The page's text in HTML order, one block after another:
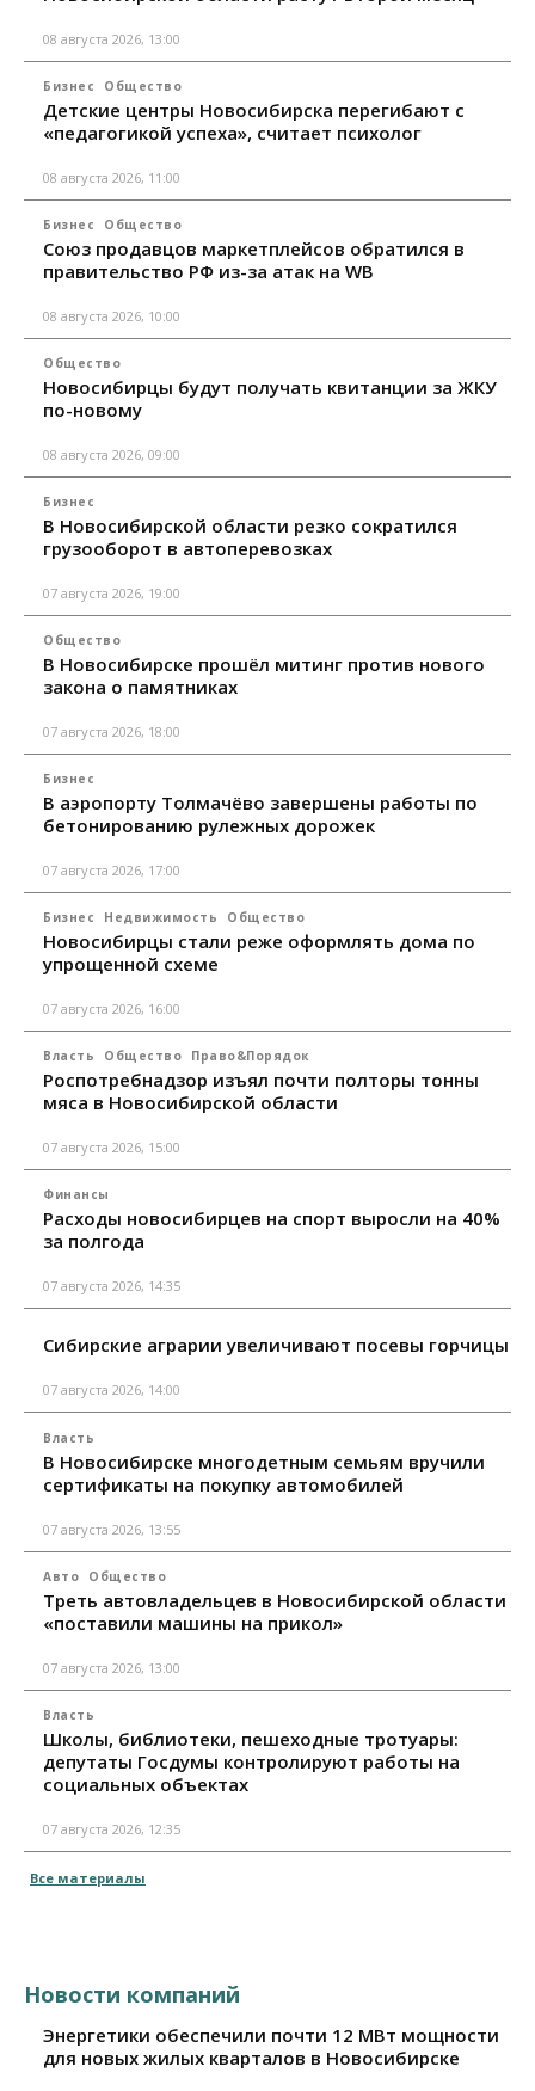
08 августа 2026, 13:00
Бизнес Общество
Детские центры Новосибирска перегибают с
«педагогикой успеха», считает психолог
08 августа 2026, 11:00
Бизнес Общество
Союз продавцов маркетплейсов обратился в
правительство РФ из-за атак на WB
08 августа 2026, 10:00
Общество
Новосибирцы будут получать квитанции за ЖКУ
по-новому
08 августа 2026, 09:00
Бизнес
В Новосибирской области резко сократился
грузооборот в автоперевозках
07 августа 2026, 19:00
Общество
В Новосибирске прошёл митинг против нового
закона о памятниках
07 августа 2026, 18:00
Бизнес
В аэропорту Толмачёво завершены работы по
бетонированию рулежных дорожек
07 августа 2026, 17:00
Бизнес Недвижимость Общество
Новосибирцы стали реже оформлять дома по
упрощенной схеме
07 августа 2026, 16:00
Власть Общество Право&Порядок
Роспотребнадзор изъял почти полторы тонны
мяса в Новосибирской области
07 августа 2026, 15:00
Финансы
Расходы новосибирцев на спорт выросли на 40%
за полгода
07 августа 2026, 14:35
Сибирские аграрии увеличивают посевы горчицы
07 августа 2026, 14:00
Власть
В Новосибирске многодетным семьям вручили
сертификаты на покупку автомобилей
07 августа 2026, 13:55
Авто Общество
Треть автовладельцев в Новосибирской области
«поставили машины на прикол»
07 августа 2026, 13:00
Власть
Школы, библиотеки, пешеходные тротуары:
депутаты Госдумы контролируют работы на
социальных объектах
07 августа 2026, 12:35
Все материалы
Новости компаний
Энергетики обеспечили почти 12 МВт мощности
для новых жилых кварталов в Новосибирске